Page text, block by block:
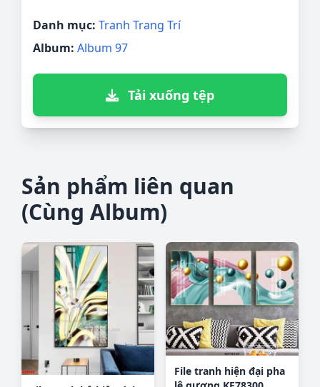
Danh mục: Tranh Trang Trí
Album: Album 97
Tải xuống tệp
Sản phẩm liên quan
(Cùng Album)
File tranh hiện đại pha